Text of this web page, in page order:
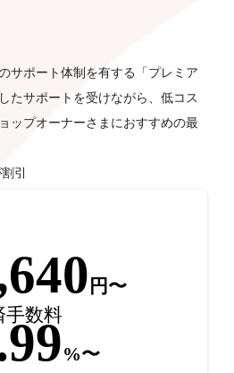
サポート体制を有する「プレミア
たサポートを受けながら、低コス
ップオーナーさまにおすすめの最
引
円〜
手数料
%〜